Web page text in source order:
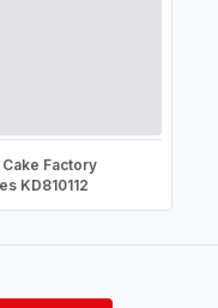
Cake Factory
KD810112